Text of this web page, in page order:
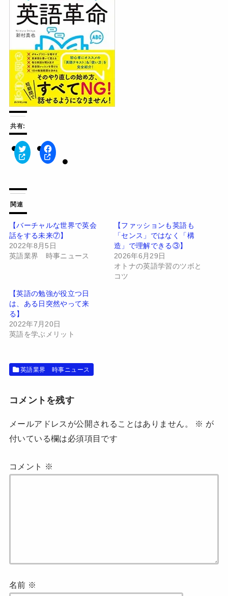
共有:
ク
リ
て
T
w
i
t
t
e
r
で
共
有
ウ
ィ
ド
ウ
で
開
き
F
a
有
す
る
に
は
ク
て
く
だ
さ
(
新
し
ン
ド
ウ
き
ま
関連
【バーチャルな世界で英会
話をする未来⑦】
2022年8月5日
英語業界 時事ニュース
【ファッションも英語も
「センス」ではなく「構
造」で理解できる③】
2026年6月29日
オトナの英語学習のツボと
コツ
【英語の勉強が役立つ日
は、ある日突然やって来
る】
2022年7月20日
英語を学ぶメリット
英語業界 時事ニュース
コメントを残す
メールアドレスが公開されることはありません。 ※ が
付いている欄は必須項目です
コメント ※
名前 ※